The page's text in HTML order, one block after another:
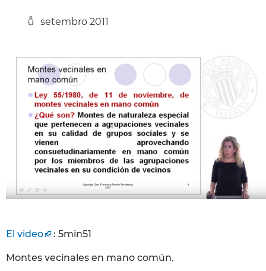
setembro 2011
El video : 5min51
Montes vecinales en mano común.